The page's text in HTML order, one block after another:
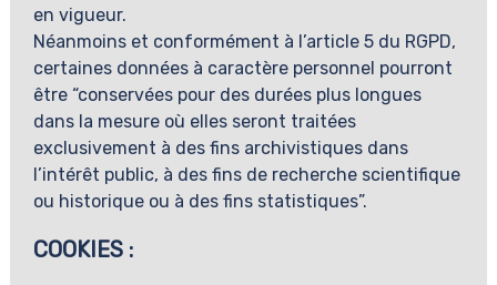
en vigueur.
Néanmoins et conformément à l’article 5 du RGPD,
certaines données à caractère personnel pourront
être “conservées pour des durées plus longues
dans la mesure où elles seront traitées
exclusivement à des fins archivistiques dans
l’intérêt public, à des fins de recherche scientifique
ou historique ou à des fins statistiques”.
COOKIES :